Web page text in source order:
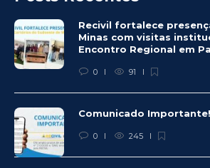
Recivil fortalece
Minas com visitas
Encontro Regional em
0 91
Comunicado Importante!
0 245